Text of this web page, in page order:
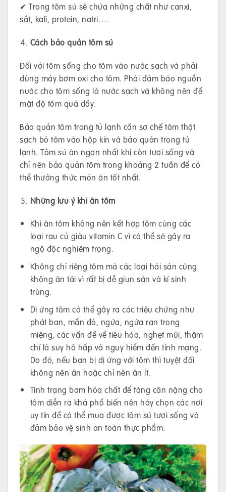
✔ Trong tôm sú sẽ chứa những chất như canxi,
sắt, kali, protein, natri….
Cách bảo quản tôm sú
Đối với tôm sống cho tôm vào nước sạch và phải
dùng máy bơm oxi cho tôm. Phải đảm bảo nguồn
nước cho tôm sống là nước sạch và không nên để
mật độ tôm quá dầy.
Bảo quản tôm trong tủ lạnh cần sơ chế tôm thật
sạch bỏ tôm vào hộp kín và bảo quản trong tủ
lạnh. Tôm sú ăn ngon nhất khi còn tươi sống và
chỉ nên bảo quản tôm trong khoảng 2 tuần để có
thể thưởng thức món ăn tốt nhất.
Những lưu ý khi ăn tôm
Khi ăn tôm không nên kết hợp tôm cùng các
loại rau củ giàu vitamin C vì có thể sẽ gây ra
ngộ độc nghiêm trọng.
Không chỉ riêng tôm mà các loại hải sản cũng
không ăn tái vì rất bị dễ giun sán và kí sinh
trùng.
Dị ứng tôm có thể gây ra các triệu chứng như
phát ban, mẩn đỏ, ngứa, ngứa ran trong
miệng, các vấn đề về tiêu hóa, nghẹt mũi, thậm
chí là suy hô hấp và nguy hiểm đến tính mạng.
Do đó, nếu bạn bị dị ứng với tôm thì tuyệt đối
không nên ăn hoặc chỉ nên ăn ít.
Tình trạng bơm hóa chất để tăng cân nặng cho
tôm diễn ra khá phổ biến nên hãy chọn các nơi
uy tín để có thể mua được tôm sú tươi sống và
đảm bảo vệ sinh an toàn thực phẩm.